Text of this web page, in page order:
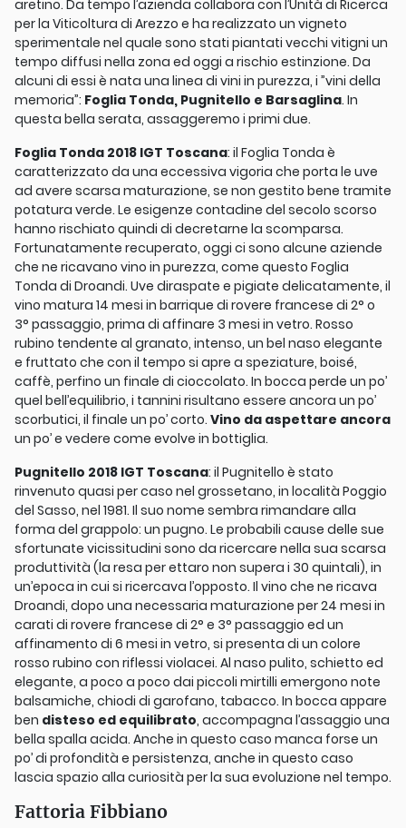
aretino. Da tempo l’azienda collabora con l’Unità di Ricerca
per la Viticoltura di Arezzo e ha realizzato un vigneto
sperimentale nel quale sono stati piantati vecchi vitigni un
tempo diffusi nella zona ed oggi a rischio estinzione. Da
alcuni di essi è nata una linea di vini in purezza, i ”vini della
memoria”: Foglia Tonda, Pugnitello e Barsaglina. In
questa bella serata, assaggeremo i primi due.
Foglia Tonda 2018 IGT Toscana: il Foglia Tonda è
caratterizzato da una eccessiva vigoria che porta le uve
ad avere scarsa maturazione, se non gestito bene tramite
potatura verde. Le esigenze contadine del secolo scorso
hanno rischiato quindi di decretarne la scomparsa.
Fortunatamente recuperato, oggi ci sono alcune aziende
che ne ricavano vino in purezza, come questo Foglia
Tonda di Droandi. Uve diraspate e pigiate delicatamente, il
vino matura 14 mesi in barrique di rovere francese di 2° o
3° passaggio, prima di affinare 3 mesi in vetro. Rosso
rubino tendente al granato, intenso, un bel naso elegante
e fruttato che con il tempo si apre a speziature, boisé,
caffè, perfino un finale di cioccolato. In bocca perde un po’
quel bell’equilibrio, i tannini risultano essere ancora un po’
scorbutici, il finale un po’ corto. Vino da aspettare ancora
un po’ e vedere come evolve in bottiglia.
Pugnitello 2018 IGT Toscana: il Pugnitello è stato
rinvenuto quasi per caso nel grossetano, in località Poggio
del Sasso, nel 1981. Il suo nome sembra rimandare alla
forma del grappolo: un pugno. Le probabili cause delle sue
sfortunate vicissitudini sono da ricercare nella sua scarsa
produttività (la resa per ettaro non supera i 30 quintali), in
un’epoca in cui si ricercava l’opposto. Il vino che ne ricava
Droandi, dopo una necessaria maturazione per 24 mesi in
carati di rovere francese di 2° e 3° passaggio ed un
affinamento di 6 mesi in vetro, si presenta di un colore
rosso rubino con riflessi violacei. Al naso pulito, schietto ed
elegante, a poco a poco dai piccoli mirtilli emergono note
balsamiche, chiodi di garofano, tabacco. In bocca appare
ben disteso ed equilibrato, accompagna l’assaggio una
bella spalla acida. Anche in questo caso manca forse un
po’ di profondità e persistenza, anche in questo caso
lascia spazio alla curiosità per la sua evoluzione nel tempo.
Fattoria Fibbiano